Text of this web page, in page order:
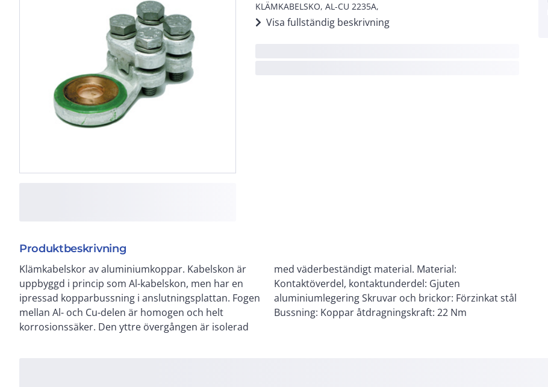
KLÄMKABELSKO, AL-CU 2235A,
Visa fullständig beskrivning
Produktbeskrivning
Klämkabelskor av aluminiumkoppar. Kabelskon är
uppbyggd i princip som Al-kabelskon, men har en
ipressad kopparbussning i anslutningsplattan. Fogen
mellan Al- och Cu-delen är homogen och helt
korrosionssäker. Den yttre övergången är isolerad
med väderbeständigt material. Material:
Kontaktöverdel, kontaktunderdel: Gjuten
aluminiumlegering Skruvar och brickor: Förzinkat stål
Bussning: Koppar åtdragningskraft: 22 Nm